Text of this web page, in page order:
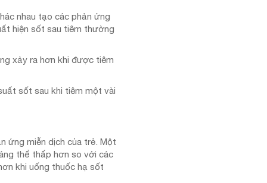
nhau tạo các phản ứng
hiện sốt sau tiêm thường
xảy ra hơn khi được tiêm
sốt sau khi tiêm một vài
ứng miễn dịch của trẻ. Một
thể thấp hơn so với các
khi uống thuốc hạ sốt